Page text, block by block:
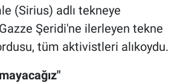
(Sirius) adlı tekneye
Şeridi'ne ilerleyen tekne
tüm aktivistleri alıkoydu.